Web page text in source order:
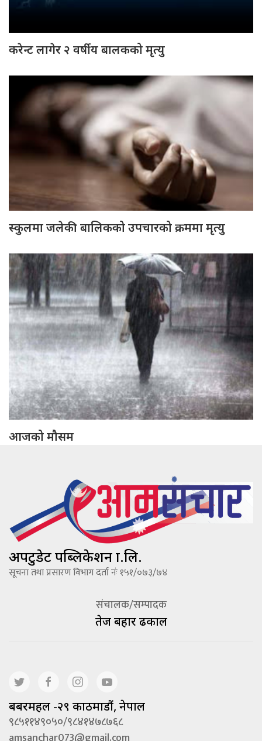
करेन्ट लागेर २ वर्षीय बालकको मृत्यु
स्कुलमा जलेकी बालिकको उपचारको क्रममा मृत्यु
आजको मौसम
अपटुडेट पब्लिकेशन प्रा.लि.
सूचना तथा प्रसारण विभाग दर्ता नंः १५१/०७३/७४
संचालक/सम्पादक
तेज बहादूर ढकाल
बबरमहल -२९ काठमाडौं, नेपाल
९८५११४९०५०/९८४१४७८७६८